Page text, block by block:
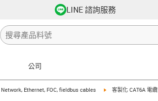
LINE 諮詢服務
公司
icon-arrow-right
Network, Ethernet, FOC, fieldbus cables igus-icon-arrow-right
客製化 CAT6A 電